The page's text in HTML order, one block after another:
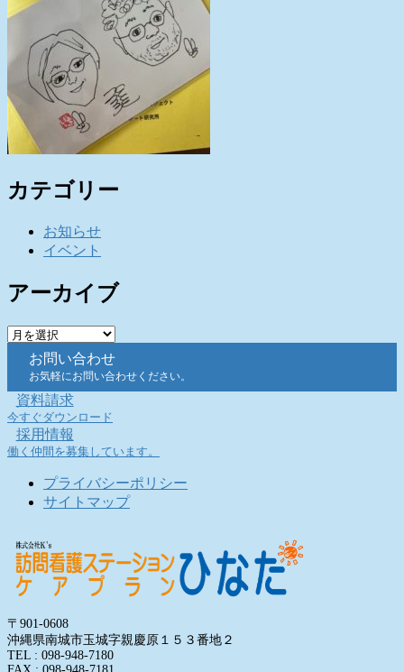
カテゴリー
お知らせ
イベント
アーカイブ
ア
イ
ブ
お問い合わせ
お気軽にお問い合わせください。
資料請求
今すぐダウンロード
採用情報
働く仲間を募集しています。
プライバシーポリシー
サイトマップ
〒901-0608
沖縄県南城市玉城字親慶原１５３番地２
TEL : 098-948-7180